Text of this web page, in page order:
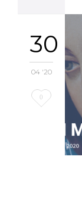
30
04 '20
Love
0